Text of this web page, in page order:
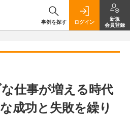
事例を探す ログイン
新規
会員登録
仕事が増える時代
成功と失敗を繰り